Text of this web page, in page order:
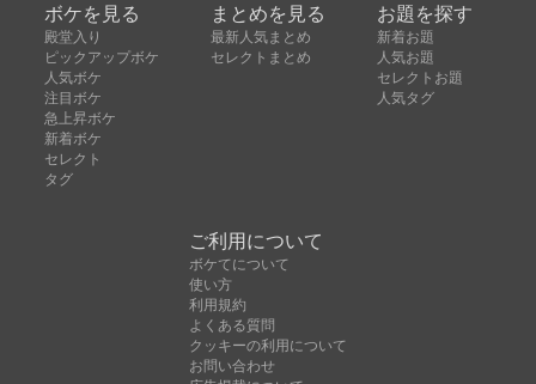
ボケを見る
殿堂入り
ピックアップボケ
人気ボケ
注目ボケ
急上昇ボケ
新着ボケ
セレクト
タグ
まとめを見る
最新人気まとめ
セレクトまとめ
お題を探す
新着お題
人気お題
セレクトお題
人気タグ
ご利用について
ボケてについて
使い方
利用規約
よくある質問
クッキーの利用について
お問い合わせ